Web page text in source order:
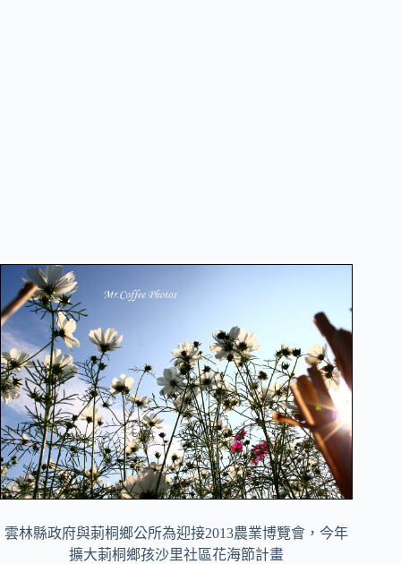
雲林縣政府與莿桐鄉公所為迎接2013農業博覽會，今年
擴大莿桐鄉孩沙里社區花海節計畫